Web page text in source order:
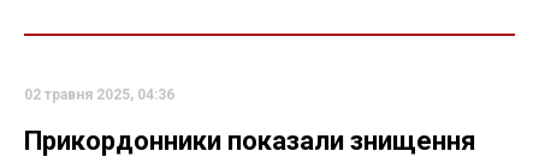
02 травня 2025, 04:36
Прикордонники показали знищення